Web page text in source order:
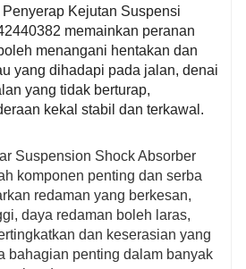
Penyerap Kejutan Suspensi
memainkan peranan
menangani hentakan dan
yang dihadapi pada jalan, denai
yang tidak berturap,
kekal stabil dan terkawal.
Suspension Shock Absorber
komponen penting dan serba
redaman yang berkesan,
daya redaman boleh laras,
dan keserasian yang
bahagian penting dalam banyak